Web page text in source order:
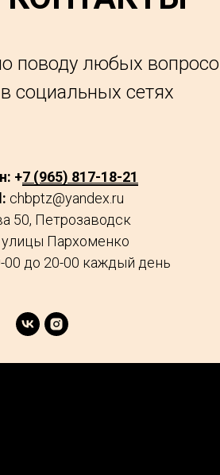
поводу любых
социальных сетях
+7 (965) 817-18-21
chbptz@yandex.ru
50, Петрозаводск
улицы Пархоменко
до 20-00 каждый день